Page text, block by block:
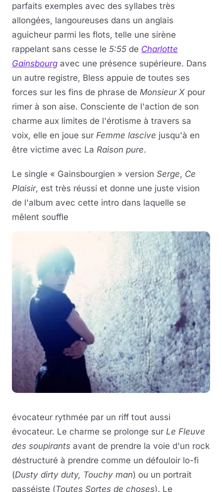
parfaits exemples avec des syllabes très
allongées, langoureuses dans un anglais
aguicheur parmi les flots, telle une sirène
rappelant sans cesse le 5:55 de Charlotte
Gainsbourg avec une présence supérieure. Dans
un autre registre, Bless appuie de toutes ses
forces sur les fins de phrase de Monsieur X pour
rimer à son aise. Consciente de l'action de son
charme aux limites de l'érotisme à travers sa
voix, elle en joue sur Femme lascive jusqu'à en
être victime avec La Raison pure.
Le single « Gainsbourgien » version Serge, Ce
Plaisir, est très réussi et donne une juste vision
de l'album avec cette intro dans laquelle se
mêlent souffle
évocateur rythmée par un riff tout aussi
évocateur. Le charme se prolonge sur Le Fleuve
des soupirants avant de prendre la voie d'un rock
déstructuré à prendre comme un défouloir lo-fi
(Dusty dirty duty, Touchy man) ou un portrait
passéiste (Toutes Sortes de choses). Le